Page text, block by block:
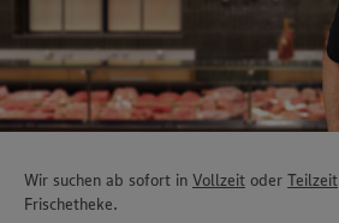
Wir suchen ab sofort in Vollzeit oder Teilzeit
Frischetheke.